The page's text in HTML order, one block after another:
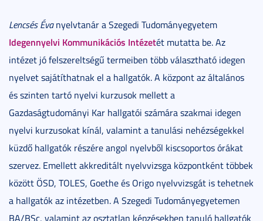
Lencsés Évanyelvtanár a Szegedi Tudományegyetem
Idegennyelvi Kommunikációs Intézetét mutatta be. Az
intézet jó felszereltségű termeiben több választható idegen
nyelvet sajátíthatnak el a hallgatók. A központ az általános
és szinten tartó nyelvi kurzusok mellett a
Gazdaságtudományi Kar hallgatói számára szakmai idegen
nyelvi kurzusokat kínál, valamint a tanulási nehézségekkel
küzdő hallgatók részére angol nyelvből kiscsoportos órákat
szervez. Emellett akkreditált nyelvvizsga központként többek
között ÖSD, TOLES, Goethe és Origo nyelvvizsgát is tehetnek
a hallgatók az intézetben. A Szegedi Tudományegyetemen
BA/BSc, valamint az osztatlan képzésekben tanuló hallgatók